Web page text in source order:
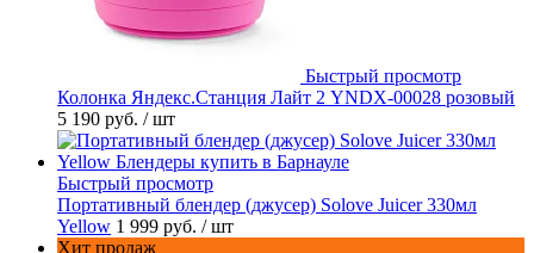
Быстрый просмотр
Колонка Яндекс.Станция Лайт 2 YNDX-00028 розовый
5 190 руб. / шт
Быстрый просмотр
Портативный блендер (джусер) Solove Juicer 330мл
Yellow 1 999 руб. / шт
Хит продаж